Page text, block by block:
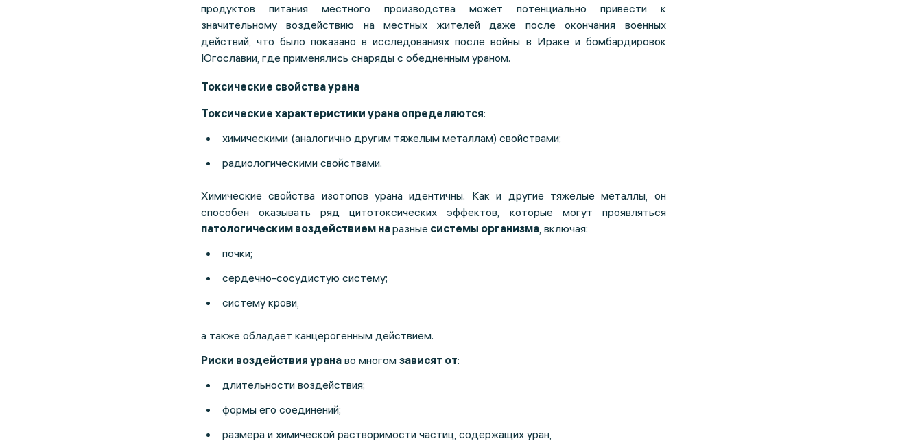
продуктов питания местного производства может потенциально привести к
значительному воздействию на местных жителей даже после окончания военных
действий, что было показано в исследованиях после войны в Ираке и бомбардировок
Югославии, где применялись снаряды с обедненным ураном.
Токсические свойства урана
Токсические характеристики урана определяются:
химическими (аналогично другим тяжелым металлам) свойствами;
радиологическими свойствами.
Химические свойства изотопов урана идентичны. Как и другие тяжелые металлы, он
способен оказывать ряд цитотоксических эффектов, которые могут проявляться
патологическим воздействием наразные системы организма, включая:
почки;
сердечно-сосудистую систему;
систему крови,
а также обладает канцерогенным действием.
Риски воздействия уранаво многом зависят от:
длительности воздействия;
формы его соединений;
размера и химической растворимости частиц, содержащих уран,